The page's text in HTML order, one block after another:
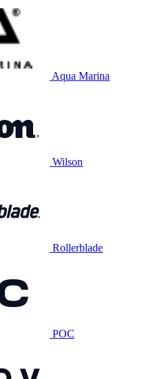
Aqua Marina
Wilson
Rollerblade
POC